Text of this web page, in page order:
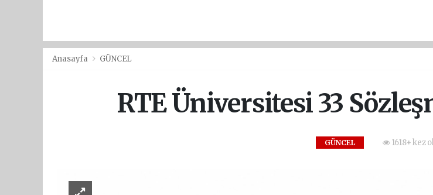
Anasayfa GÜNCEL
RTE Üniversitesi 33
GÜNCEL 1618+ kez